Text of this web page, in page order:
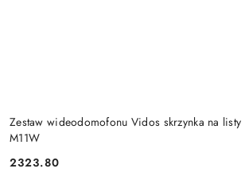
Zestaw wideodomofonu Vidos skrzynka na listy
M11W
Cena:
2323.80